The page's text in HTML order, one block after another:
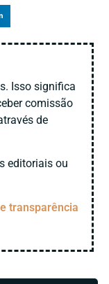
Isso significa
comissão
de
editoriais ou
transparência